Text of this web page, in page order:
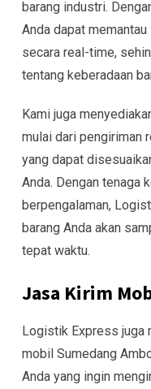
barang industri.
Anda dapat
secara real-time,
tentang keberadaan
Kami juga
mulai dari pengiriman
yang dapat
Anda. Dengan tenaga
berpengalaman,
barang Anda akan
tepat waktu.
Jasa Kirim
Logistik Express juga
mobil Sumedang
Anda yang ingin